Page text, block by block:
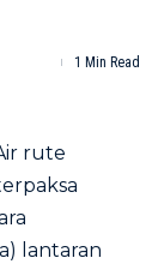
1 Min Read
rute
lantaran